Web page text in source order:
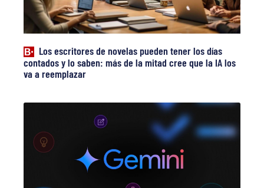
Los escritores de novelas pueden tener los días
contados y lo saben: más de la mitad cree que la IA los
va a reemplazar